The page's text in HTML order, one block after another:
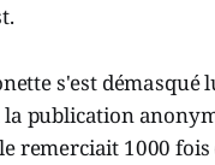
s'est démasqué
publication
remerciait 1000 fois